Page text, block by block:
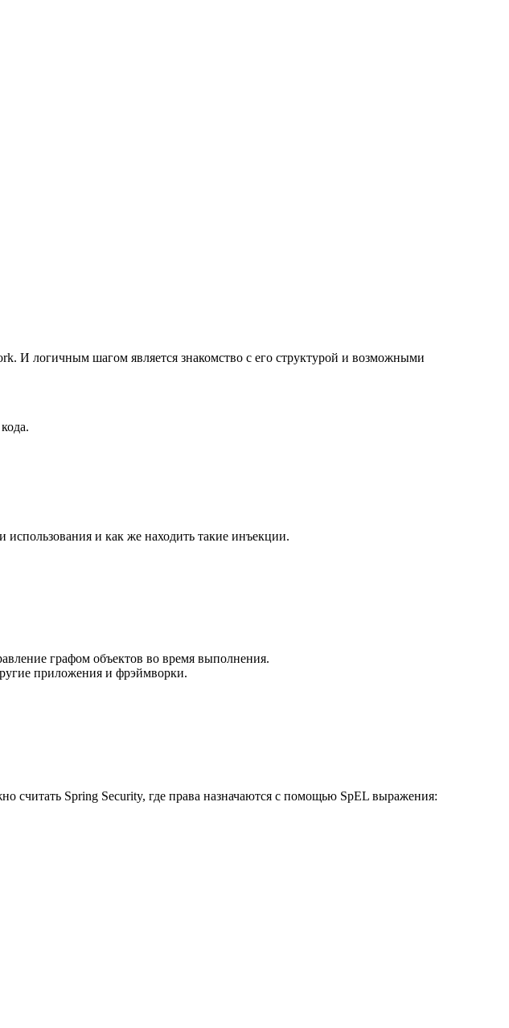
И логичным шагом является знакомство с его структурой и возможными
использования и как же находить такие инъекции.
графом объектов во время выполнения.
приложения и фрэймворки.
считать Spring Security, где права назначаются с помощью SpEL выражения: